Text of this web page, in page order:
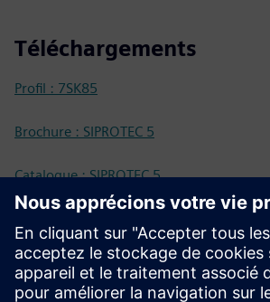
Téléchargements
Profil : 7SK85
Brochure : SIPROTEC 5
Catalogue : SIPROTEC 5
Documentation
Documentation technique, Firmware,
d'applications Software et FAQ (SIOS)